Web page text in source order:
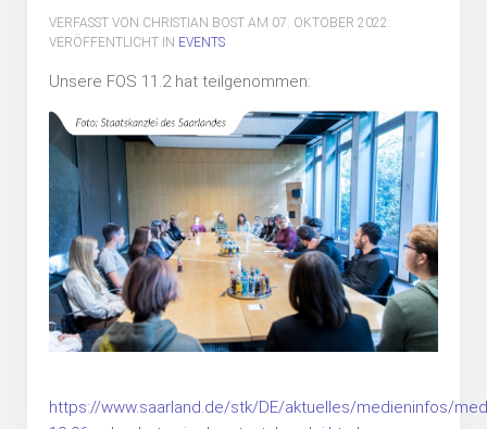
VERFASST VON CHRISTIAN BOST AM 07. OKTOBER 2022.
VERÖFFENTLICHT IN EVENTS
Unsere FOS 11.2 hat teilgenommen:
https://www.saarland.de/stk/DE/aktuelles/medieninfos/